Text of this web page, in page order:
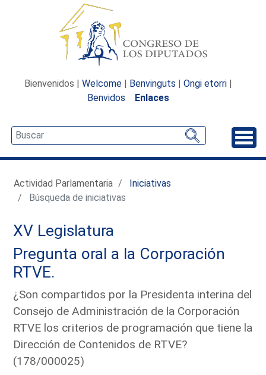
Bienvenidos | Welcome | Benvinguts | Ongi etorri |
Benvidos
Enlaces
Actividad Parlamentaria
Iniciativas
Búsqueda de iniciativas
XV Legislatura
Pregunta oral a la Corporación
RTVE.
¿Son compartidos por la Presidenta interina del
Consejo de Administración de la Corporación
RTVE los criterios de programación que tiene la
Dirección de Contenidos de RTVE?
(178/000025)